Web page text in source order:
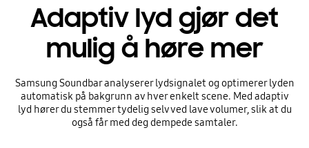
Adaptiv lyd gjør det
mulig å høre mer
Samsung Soundbar analyserer lydsignalet og optimerer lyden
automatisk på bakgrunn av hver enkelt scene. Med adaptiv
lyd hører du stemmer tydelig selv ved lave volumer, slik at du
også får med deg dempede samtaler.